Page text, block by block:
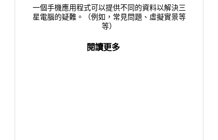
一個手機應用程式可以提供不同的資料以解決三
星電腦的疑難。（例如，常見問題、虛擬實景等
等）
閱讀更多